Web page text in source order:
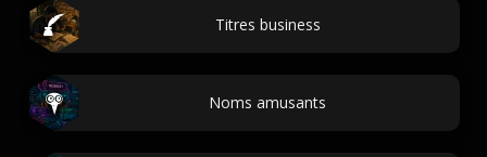
Titres business
Noms amusants